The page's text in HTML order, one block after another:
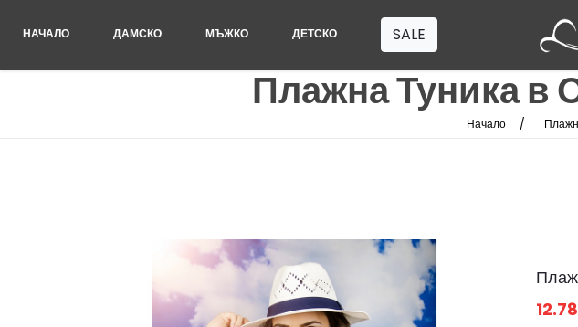
НАЧАЛО ДАМСКО МЪЖКО ДЕТСКО SALE
Плажна Туника в
Начало